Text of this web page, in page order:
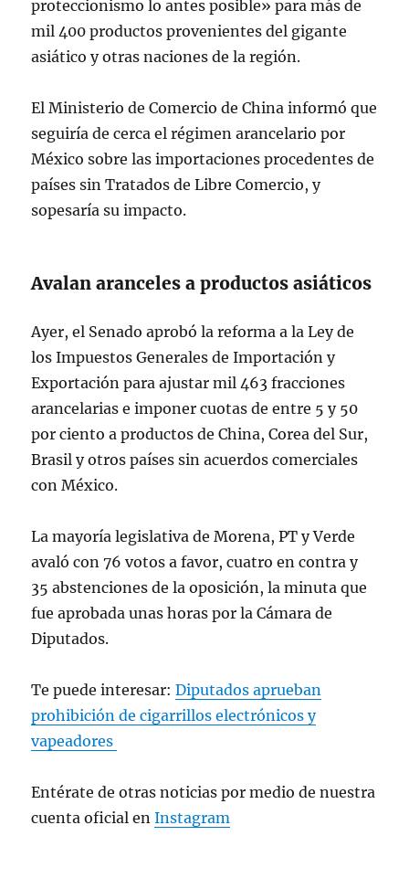
proteccionismo lo antes posible» para más de
mil 400 productos provenientes del gigante
asiático y otras naciones de la región.
El Ministerio de Comercio de China informó que
seguiría de cerca el régimen arancelario por
México sobre las importaciones procedentes de
países sin Tratados de Libre Comercio, y
sopesaría su impacto.
Avalan aranceles a productos asiáticos
Ayer, el Senado aprobó la reforma a la Ley de
los Impuestos Generales de Importación y
Exportación para ajustar mil 463 fracciones
arancelarias e imponer cuotas de entre 5 y 50
por ciento a productos de China, Corea del Sur,
Brasil y otros países sin acuerdos comerciales
con México.
La mayoría legislativa de Morena, PT y Verde
avaló con 76 votos a favor, cuatro en contra y
35 abstenciones de la oposición, la minuta que
fue aprobada unas horas por la Cámara de
Diputados.
Te puede interesar:Diputados aprueban
prohibición de cigarrillos electrónicos y
vapeadores
Entérate de otras noticias por medio de nuestra
cuenta oficial enInstagram